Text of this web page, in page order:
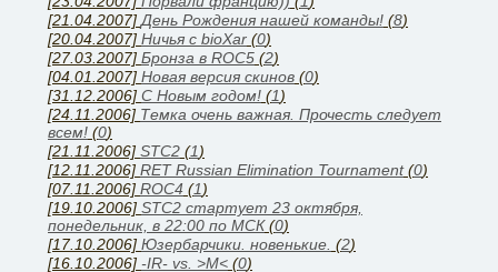
[21.04.2007] День Рождения нашей команды! (8)
[20.04.2007] Ничья с bioXar (0)
[27.03.2007] Бронза в ROC5 (2)
[04.01.2007] Новая версия скинов (0)
[31.12.2006] C Новым годом! (1)
[24.11.2006] Темка очень важная. Прочесть следует
всем! (0)
[21.11.2006] STC2 (1)
[12.11.2006] RET Russian Elimination Tournament(0)
[07.11.2006] ROC4 (1)
[19.10.2006] STC2 стартует 23 октября,
понедельник, в 22:00 по МСК(0)
[17.10.2006] Юзербарчики. новенькие. (2)
[16.10.2006] -IR- vs. >M< (0)